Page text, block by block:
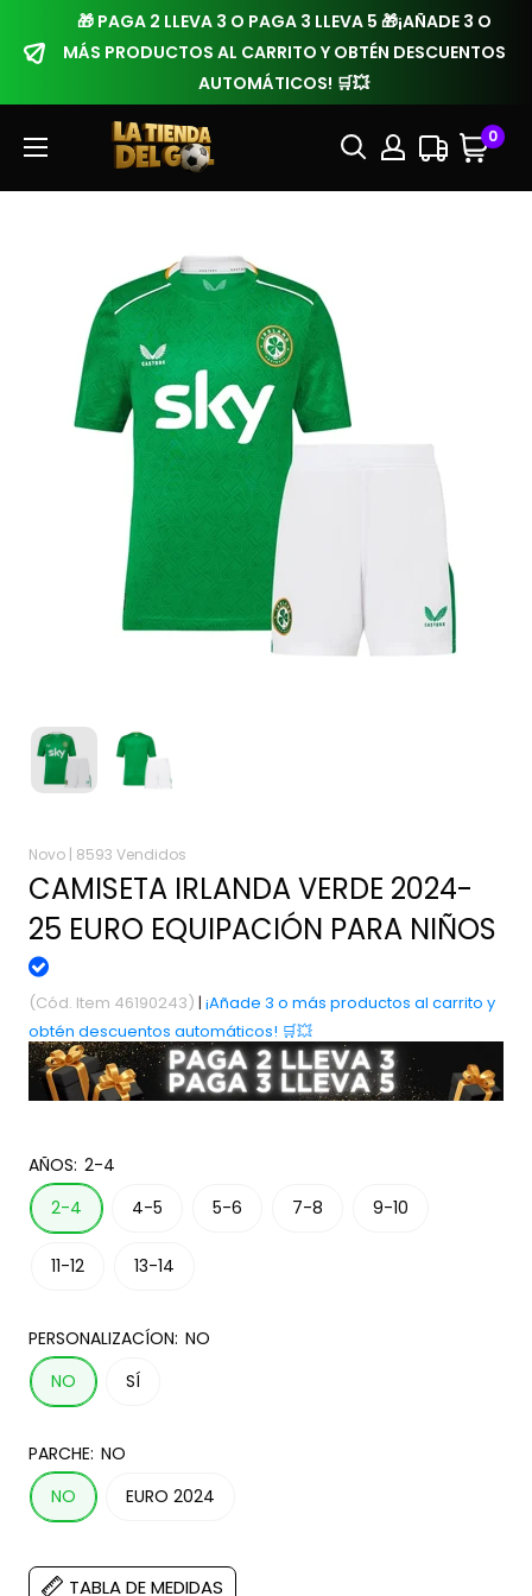
🎁 PAGA 2 LLEVA 3 O PAGA 3 LLEVA 5 🎁¡AÑADE 3 O
MÁS PRODUCTOS AL CARRITO Y OBTÉN DESCUENTOS
AUTOMÁTICOS! 🛒💥
0
Novo | 8593 Vendidos
CAMISETA IRLANDA VERDE 2024-
25 EURO EQUIPACIÓN PARA NIÑOS
(Cód. Item 46190243) | ¡Añade 3 o más productos al carrito y
obtén descuentos automáticos! 🛒💥
AÑOS: 2-4
2-4
4-5 5-6 7-8 9-10
11-12 13-14
PERSONALIZACÍON: NO
NO
SÍ
PARCHE: NO
NO
EURO 2024
TABLA DE MEDIDAS